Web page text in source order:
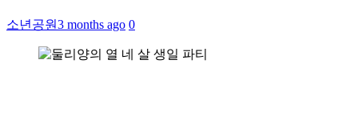
소년공원3 months ago 0